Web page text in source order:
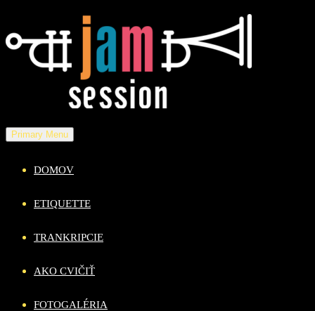
to
content
Primary Menu
DOMOV
ETIQUETTE
TRANKRIPCIE
AKO CVIČIŤ
FOTOGALÉRIA